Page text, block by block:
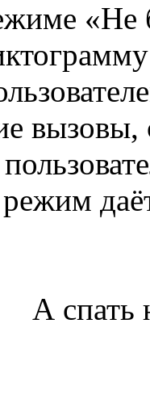
«Не
вызовы,
А спать